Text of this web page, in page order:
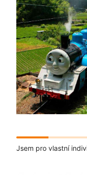
Jsem pro vlastní